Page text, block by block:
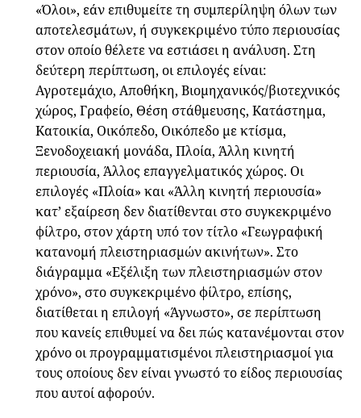
«Όλοι», εάν επιθυμείτε τη συμπερίληψη όλων των
αποτελεσμάτων, ή συγκεκριμένο τύπο περιουσίας
στον οποίο θέλετε να εστιάσει η ανάλυση. Στη
δεύτερη περίπτωση, οι επιλογές είναι:
Αγροτεμάχιο, Αποθήκη, Βιομηχανικός/βιοτεχνικός
χώρος, Γραφείο, Θέση στάθμευσης, Κατάστημα,
Κατοικία, Οικόπεδο, Οικόπεδο με κτίσμα,
Ξενοδοχειακή μονάδα, Πλοία, Άλλη κινητή
περιουσία, Άλλος επαγγελματικός χώρος. Οι
επιλογές «Πλοία» και «Άλλη κινητή περιουσία»
κατ’ εξαίρεση δεν διατίθενται στο συγκεκριμένο
φίλτρο, στον χάρτη υπό τον τίτλο «Γεωγραφική
κατανομή πλειστηριασμών ακινήτων». Στο
διάγραμμα «Εξέλιξη των πλειστηριασμών στον
χρόνο», στο συγκεκριμένο φίλτρο, επίσης,
διατίθεται η επιλογή «Άγνωστο», σε περίπτωση
που κανείς επιθυμεί να δει πώς κατανέμονται στον
χρόνο οι προγραμματισμένοι πλειστηριασμοί για
τους οποίους δεν είναι γνωστό το είδος περιουσίας
που αυτοί αφορούν.